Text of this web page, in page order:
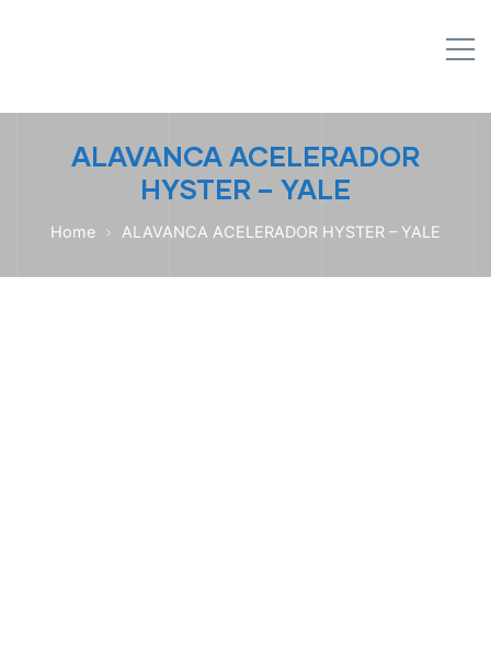
ALAVANCA ACELERADOR
HYSTER – YALE
Home ALAVANCA ACELERADOR HYSTER – YALE